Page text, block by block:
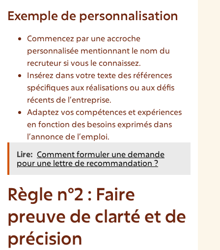
Exemple de personnalisation
Commencez par une accroche
personnalisée mentionnant le nom du
recruteur si vous le connaissez.
Insérez dans votre texte des références
spécifiques aux réalisations ou aux défis
récents de l’entreprise.
Adaptez vos compétences et expériences
en fonction des besoins exprimés dans
l’annonce de l’emploi.
Lire: Comment formuler une demande
pour une lettre de recommandation ?
Règle n°2 : Faire
preuve de clarté et de
précision